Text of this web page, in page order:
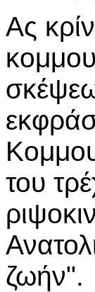
Ας
του
ζωήν".